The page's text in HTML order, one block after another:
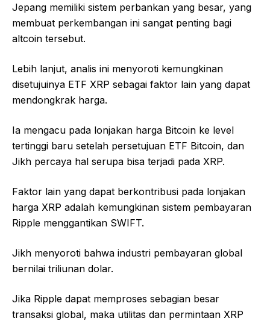
Jepang memiliki sistem perbankan yang besar, yang
membuat perkembangan ini sangat penting bagi
altcoin tersebut.
Lebih lanjut, analis ini menyoroti kemungkinan
disetujuinya ETF XRP sebagai faktor lain yang dapat
mendongkrak harga.
Ia mengacu pada lonjakan harga Bitcoin ke level
tertinggi baru setelah persetujuan ETF Bitcoin, dan
Jikh percaya hal serupa bisa terjadi pada XRP.
Faktor lain yang dapat berkontribusi pada lonjakan
harga XRP adalah kemungkinan sistem pembayaran
Ripple menggantikan SWIFT.
Jikh menyoroti bahwa industri pembayaran global
bernilai triliunan dolar.
Jika Ripple dapat memproses sebagian besar
transaksi global, maka utilitas dan permintaan XRP